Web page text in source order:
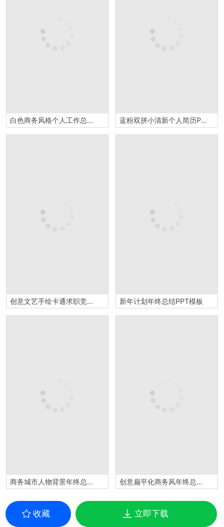
白色商务风格个人工作总结商务汇报PPT模板 蓝粉双拼小清新个人简历PPT模板
创意文艺手绘卡通求职竞聘个人简历汇报总结PPT模板 新年计划年终总结PPT模板
商务城市人物背景年终总结工作汇报PPT模板 创意扁平化商务风年终总结工作汇报PPT模板
收藏 立即下载